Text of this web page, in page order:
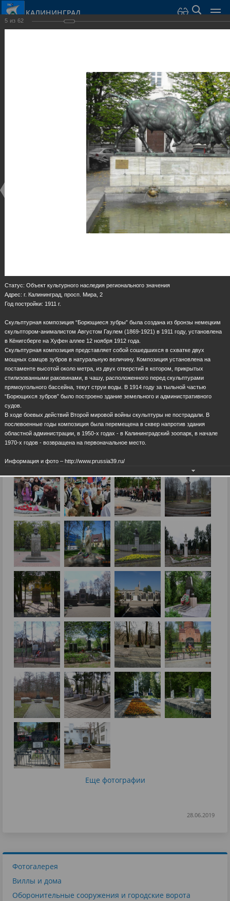
КАЛИНИНГРАД
Скульптуры и мемориалы
Еще фотографии
28.06.2019
Фотогалерея
Виллы и дома
Оборонительные сооружения и городские ворота
5 из 62
Статус: Объект культурного наследия регионального значения
Адрес: г. Калининград, просп. Мира, 2
Год постройки: 1911 г.
Скульптурная композиция “Борющиеся зубры” была создана из бронзы немецким
скульптором-анималистом Августом Гаулем (1869-1921) в 1911 году, установлена
в Кёнигсберге на Хуфен аллее 12 ноября 1912 года.
Скульптурная композиция представляет собой сошедшихся в схватке двух
мощных самцов зубров в натуральную величину. Композиция установлена на
постаменте высотой около метра, из двух отверстий в котором, прикрытых
стилизованными раковинами, в чашу, расположенного перед скульптурами
прямоугольного бассейна, текут струи воды. В 1914 году за тыльной частью
“Борющихся зубров” было построено здание земельного и административного
судов.
В ходе боевых действий Второй мировой войны скульптуры не пострадали. В
послевоенные годы композиция была перемещена в сквер напротив здания
областной администрации, в 1950-х годах - в Калининградский зоопарк, в начале
1970-х годов - возвращена на первоначальное место.
Информация и фото – http://www.prussia39.ru/